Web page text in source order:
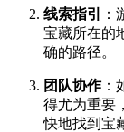
线索指引
宝藏所在的
确的路径。
团队协作：
得尤为重要
快地找到宝